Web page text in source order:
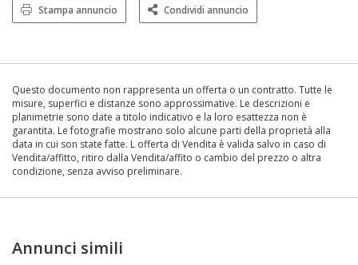
Stampa annuncio Condividi annuncio
Questo documento non rappresenta un offerta o un contratto. Tutte le
misure, superfici e distanze sono approssimative. Le descrizioni e
planimetrie sono date a titolo indicativo e la loro esattezza non è
garantita. Le fotografie mostrano solo alcune parti della proprietà alla
data in cui son state fatte. L offerta di Vendita è valida salvo in caso di
Vendita/affitto, ritiro dalla Vendita/affito o cambio del prezzo o altra
condizione, senza avviso preliminare.
Annunci simili